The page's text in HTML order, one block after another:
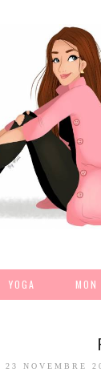
YOGA
23 NOVEMBRE